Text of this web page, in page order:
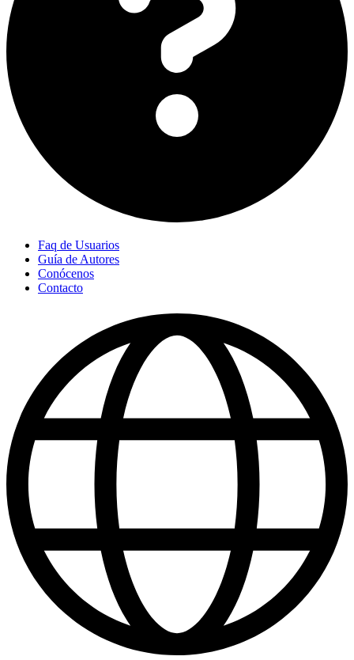
Faq de Usuarios
Guía de Autores
Conócenos
Contacto